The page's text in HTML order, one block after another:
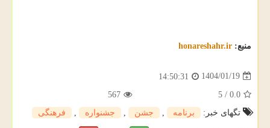
منبع: honareshahr.ir
1404/01/19
14:50:31
0.0
/
5
567
تگهای خبر:
برنامه , جشن , جشنواره , فرهنگی